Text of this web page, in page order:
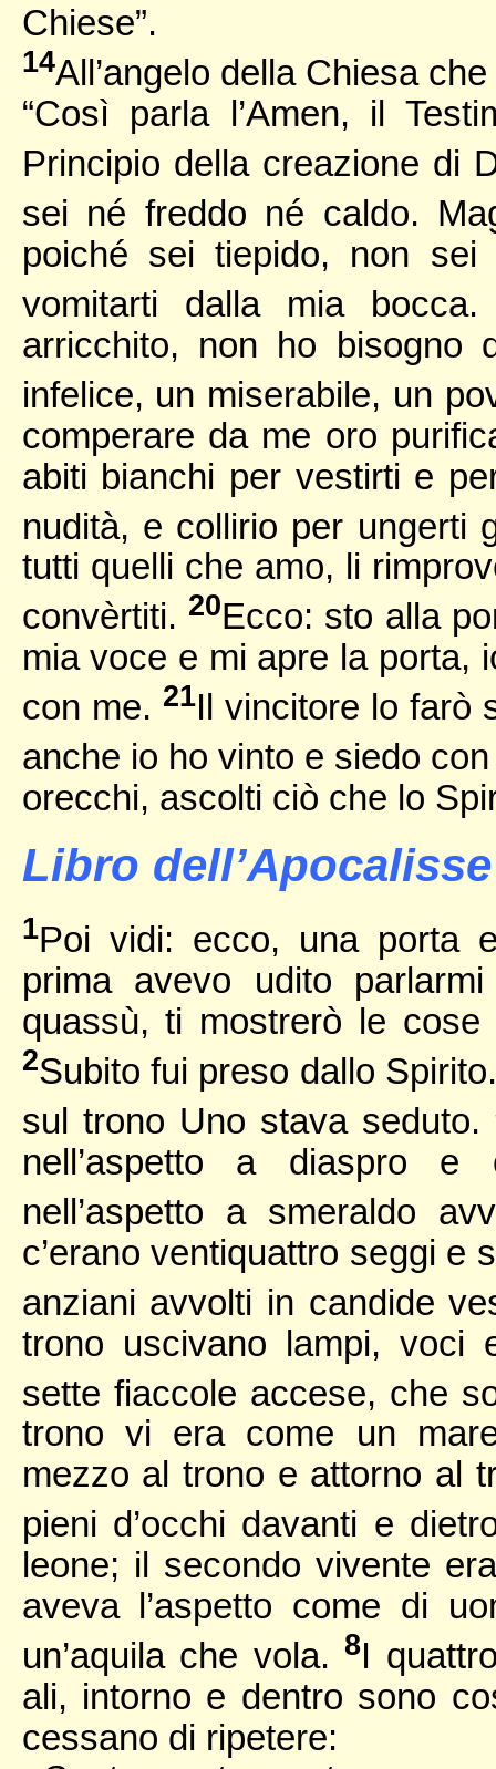
Chiese”.
14All’angelo della Chiesa
“Così parla l’Amen, il
Principio della creazione di
sei né freddo né caldo.
poiché sei tiepido, non
vomitarti dalla mia
arricchito, non ho
infelice, un miserabile, un
comperare da me oro
abiti bianchi per vestirti e
nudità, e collirio per
tutti quelli che amo, li
convèrtiti. 20Ecco: sto alla
mia voce e mi apre la porta,
con me. 21Il vincitore lo farò
anche io ho vinto e siedo
orecchi, ascolti ciò che lo
Libro
1Poi vidi: ecco, una porta
prima avevo udito
quassù, ti mostrerò le
2Subito fui preso dallo
sul trono Uno stava seduto.
nell’aspetto a diaspro e
nell’aspetto a smeraldo
c’erano ventiquattro seggi e
anziani avvolti in candide
trono uscivano lampi, voci
sette fiaccole accese, che
trono vi era come un
mezzo al trono e attorno al
pieni d’occhi davanti e
leone; il secondo vivente
aveva l’aspetto come di
un’aquila che vola.8I
ali, intorno e dentro sono
cessano di ripetere: